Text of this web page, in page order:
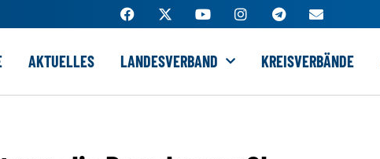
AKTUELLES LANDESVERBAND KREISVERBÄNDE